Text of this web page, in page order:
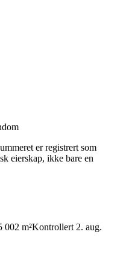
er registrert som
eierskap, ikke bare en
002 m²Kontrollert 2. aug.